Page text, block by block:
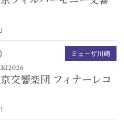
ミューザ川崎
響楽団 フィナーレコ